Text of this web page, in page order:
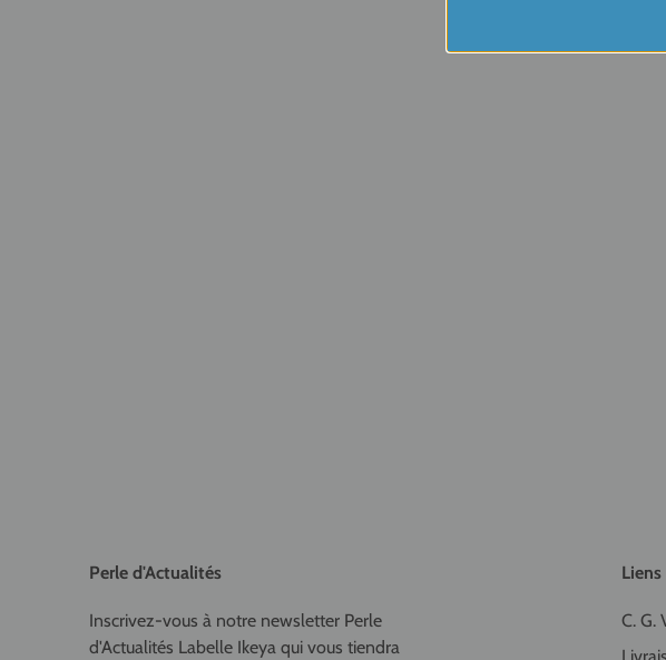
Perle d'Actualités
Inscrivez-vous à notre newsletter Perle
d'Actualités Labelle Ikeya qui vous tiendra
C. G.